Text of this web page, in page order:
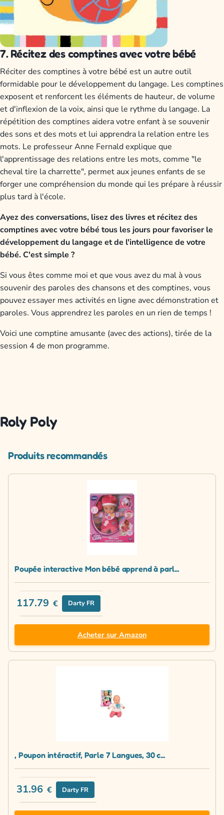
7. Récitez des comptines avec votre bébé
Réciter des comptines à votre bébé est un autre outil
formidable pour le développement du langage. Les comptines
exposent et renforcent les éléments de hauteur, de volume
et d'inflexion de la voix, ainsi que le rythme du langage. La
répétition des comptines aidera votre enfant à se souvenir
des sons et des mots et lui apprendra la relation entre les
mots. Le professeur Anne Fernald explique que
l'apprentissage des relations entre les mots, comme "le
cheval tire la charrette", permet aux jeunes enfants de se
forger une compréhension du monde qui les prépare à réussir
plus tard à l'école.
Ayez des conversations, lisez des livres et récitez des
comptines avec votre bébé tous les jours pour favoriser le
développement du langage et de l'intelligence de votre
bébé. C'est simple ?
Si vous êtes comme moi et que vous avez du mal à vous
souvenir des paroles des chansons et des comptines, vous
pouvez essayer mes activités en ligne avec démonstration et
paroles. Vous apprendrez les paroles en un rien de temps !
Voici une comptine amusante (avec des actions), tirée de la
session 4 de mon programme.
Roly Poly
Produits recommandés
Poupée interactive Mon bébé apprend à parl...
117.79 € Darty FR
Acheter sur Amazon
, Poupon intéractif, Parle 7 Langues, 30 c...
31.96 € Darty FR